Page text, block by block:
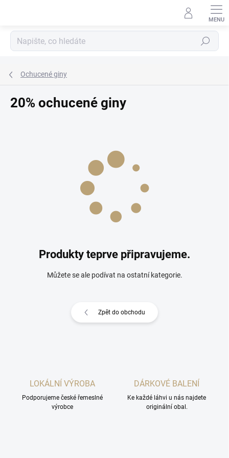
Hledat
Ochucené giny
20% ochucené giny
Produkty teprve připravujeme.
Můžete se ale podívat na ostatní kategorie.
Zpět do obchodu
LOKÁLNÍ VÝROBA
Podporujeme české řemeslné
výrobce
DÁRKOVÉ BALENÍ
Ke každé láhvi u nás najdete
originální obal.